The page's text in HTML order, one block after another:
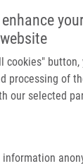
cookies"
processing of
our selected